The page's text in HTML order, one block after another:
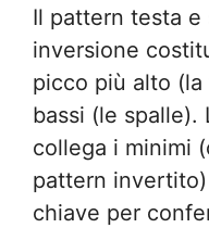
Il pattern testa e
inversione
picco più alto
bassi (le spalle).
collega i minimi
pattern
chiave per